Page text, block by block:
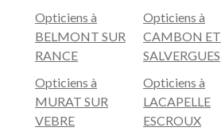
Opticiens à
BELMONT SUR
RANCE
Opticiens à
MURAT SUR
VEBRE
Opticiens à
CAMBON ET
SALVERGUES
Opticiens à
LACAPELLE
ESCROUX